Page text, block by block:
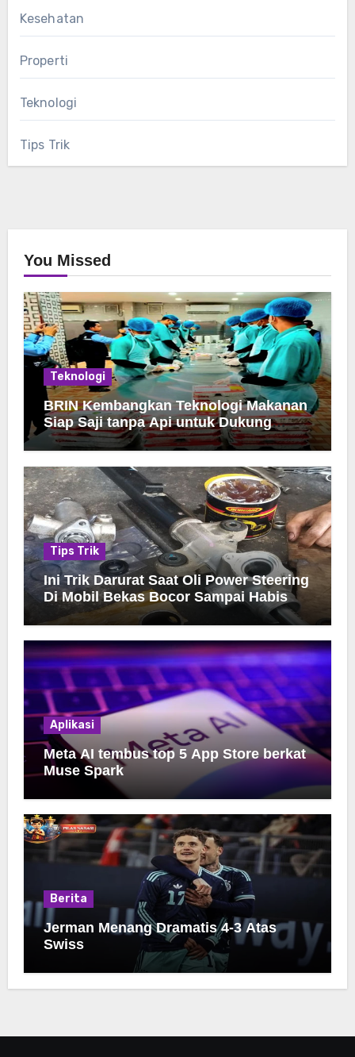
Kesehatan
Properti
Teknologi
Tips Trik
You Missed
Teknologi
BRIN Kembangkan Teknologi Makanan
Siap Saji tanpa Api untuk Dukung
Jamah Haji
Tips Trik
Ini Trik Darurat Saat Oli Power Steering
Di Mobil Bekas Bocor Sampai Habis
Aplikasi
Meta AI tembus top 5 App Store berkat
Muse Spark
Berita
Jerman Menang Dramatis 4-3 Atas
Swiss